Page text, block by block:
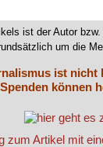
ist der Autor
um die
ist nicht
können